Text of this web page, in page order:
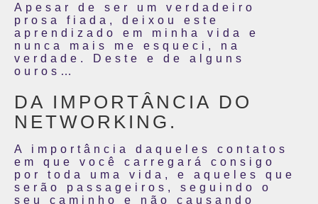
Apesar de ser um verdadeiro
prosa fiada, deixou este
aprendizado em minha vida e
nunca mais me esqueci, na
verdade. Deste e de alguns
ouros…
DA IMPORTÂNCIA DO
NETWORKING.
A importância daqueles contatos
em que você carregará consigo
por toda uma vida, e aqueles que
serão passageiros, seguindo o
seu caminho e não causando